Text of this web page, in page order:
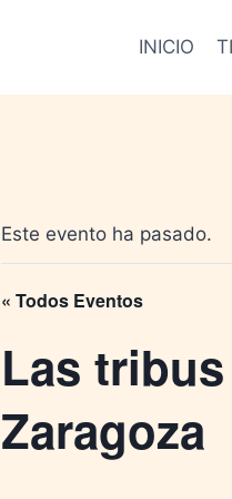
INICIO
Este evento ha pasado.
« Todos Eventos
Las
Zaragoza